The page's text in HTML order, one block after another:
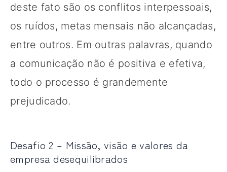
deste fato são os conflitos interpessoais,
os ruídos, metas mensais não alcançadas,
entre outros. Em outras palavras, quando
a comunicação não é positiva e efetiva,
todo o processo é grandemente
prejudicado.
Desafio 2 – Missão, visão e valores da
empresa desequilibrados